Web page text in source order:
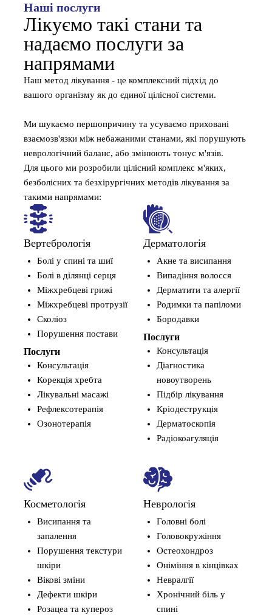
Наші послуги
Лікуємо такі стани та
надаємо послуги за
напрямами
Наш метод лікування - це комплексний підхід до
вашого організму як до єдиної цілісної системи.
Ми шукаємо першопричину та усуваємо приховані
взаємозв'язки між небажаними станами, які порушують
неврологічний баланс, або змінюють тонус м'язів.
Для цього ми розробили цілісний комплекс м'яких,
безболісних та безхірургічних методів лікування за
такими напрямами:
Вертебрологія
Болі у спині та шиї
Болі в ділянці серця
Міжхребцеві грижі
Міжхребцеві протрузії
Сколіоз
Порушення постави
Послуги
Консультація
Корекція хребта
Лікувальні масажі
Рефлексотерапія
Озонотерапія
Дерматологія
Акне та висипання
Випадіння волосся
Дерматити та алергії
Родимки та папіломи
Бородавки
Послуги
Консультація
Діагностика
новоутворень
Підбір лікування
Кріодеструкція
Дерматоскопія
Радіокоагуляція
Косметологія
Висипання та
запалення
Порушення текстури
шкіри
Вікові зміни
Дефекти шкіри
Розацеа та купероз
Неврологія
Головні болі
Головокружіння
Остеохондроз
Оніміння в кінцівках
Невралгії
Хронічний біль у
спині